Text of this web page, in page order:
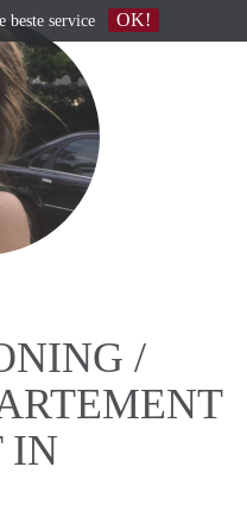
/
IN
beste service OK!